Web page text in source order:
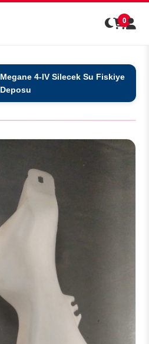
0
Megane 4-IV Silecek Su Fiskiye
Deposu